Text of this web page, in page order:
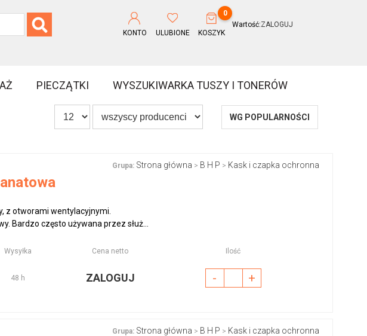
KONTO ULUBIONE
0
KOSZYK
Wartość:ZALOGUJ
PIECZĄTKI WYSZUKIWARKA TUSZY I TONERÓW
WG POPULARNOŚCI
Grupa: Strona główna > B H P > Kask i czapka ochronna
z otworami wentylacyjnymi.
Bardzo często używana przez służ...
Wysyłka Cena netto Ilość
48 h ZALOGUJ - +
Grupa: Strona główna > B H P > Kask i czapka ochronna